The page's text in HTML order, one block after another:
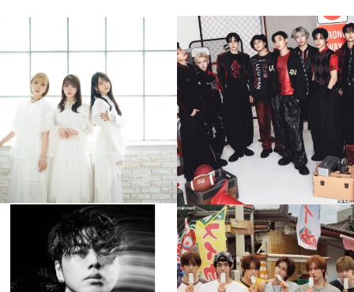
💡8/5(水)特番放送！
...
8月 4
4 0
musicjapantv
💡08/05(水)23:00特番放送！
...
8月 4
4 0
musicjapantv
💡8月特番放送決定！
...
8月 4
397 0
musicjapantv
💡8月特番放送決定！
...
8月 4
6 0